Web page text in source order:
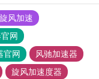
旋风加速
网
官网
风驰加速器
旋风加速度器